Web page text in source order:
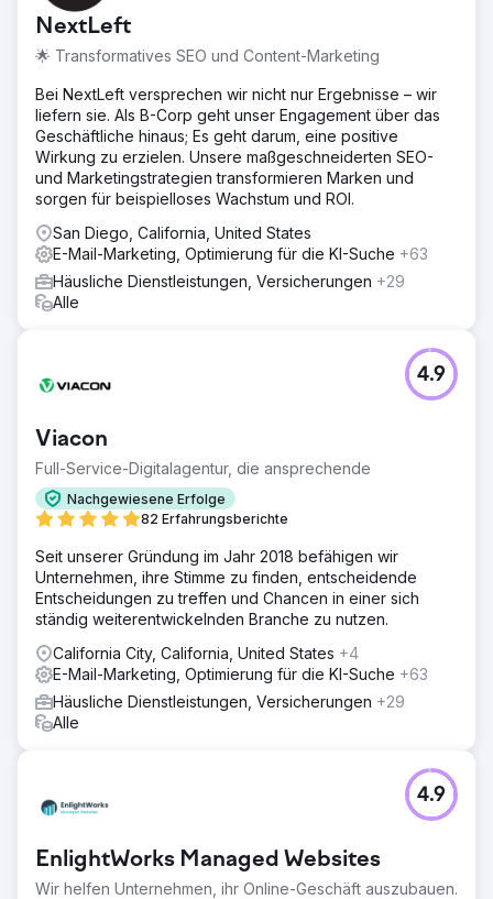
NextLeft
🌟 Transformatives SEO und Content-Marketing
Bei NextLeft versprechen wir nicht nur Ergebnisse – wir
liefern sie. Als B-Corp geht unser Engagement über das
Geschäftliche hinaus; Es geht darum, eine positive
Wirkung zu erzielen. Unsere maßgeschneiderten SEO-
und Marketingstrategien transformieren Marken und
sorgen für beispielloses Wachstum und ROI.
San Diego, California, United States
E-Mail-Marketing, Optimierung für die KI-Suche +63
Häusliche Dienstleistungen, Versicherungen +29
Alle
Viacon
Full-Service-Digitalagentur, die ansprechende
Nachgewiesene Erfolge
82 Erfahrungsberichte
4.9
Seit unserer Gründung im Jahr 2018 befähigen wir
Unternehmen, ihre Stimme zu finden, entscheidende
Entscheidungen zu treffen und Chancen in einer sich
ständig weiterentwickelnden Branche zu nutzen.
California City, California, United States +4
E-Mail-Marketing, Optimierung für die KI-Suche +63
Häusliche Dienstleistungen, Versicherungen +29
Alle
EnlightWorks Managed Websites
Wir helfen Unternehmen, ihr Online-Geschäft auszubauen.
4.9